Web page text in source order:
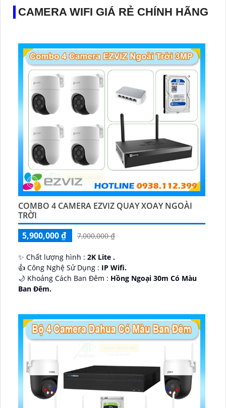
CAMERA WIFI GIÁ RẺ CHÍNH HÃNG
COMBO 4 CAMERA EZVIZ QUAY XOAY NGOÀI
TRỜI
5,900,000 ₫
7,000,000 ₫
✨ Chất lượng hình : 2K Lite .
👍 Công Nghệ Sử Dụng : IP Wifi.
🌙 Khoảng Cách Ban Đêm : Hồng Ngoại 30m Có Màu
Ban Ðêm.